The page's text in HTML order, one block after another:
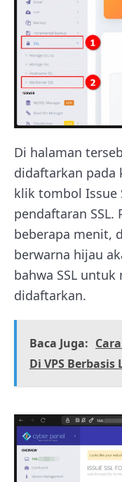
Di halaman
didaftarkan pada
klik tombol Issue
pendaftaran
beberapa menit,
berwarna hijau
bahwa SSL
didaftarkan.
Baca Juga:
Di VPS Berbasis